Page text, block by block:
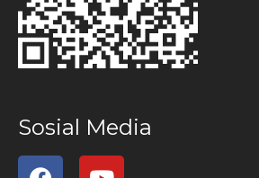
Sosial Media